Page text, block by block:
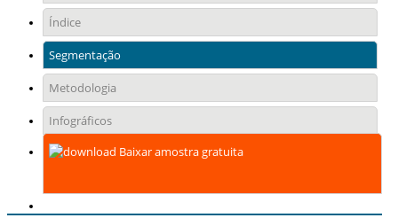
Índice
Segmentação
Metodologia
Infográficos
Baixar amostra gratuita